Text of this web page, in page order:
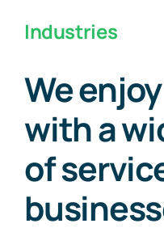
Industries
We
with a
of